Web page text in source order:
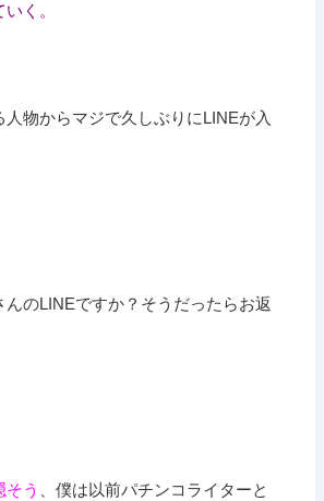
く。
人物からマジで久しぶりにLINEが入
んのLINEですか？そうだったらお返
そう
、僕は以前パチンコライターと